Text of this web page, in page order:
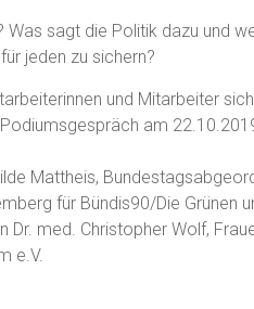
sagt die Politik dazu und
jeden zu sichern?
und Mitarbeiter
am
Mattheis,
für Bündis90/Die Grünen
med. Christopher Wolf,
e.V.